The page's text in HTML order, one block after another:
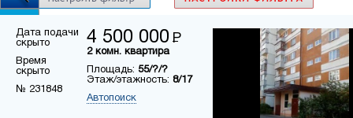
Дата подачи
скрыто
Время
скрыто
№ 231848
4 500 000 Р
2 комн. квартира
Площадь: 55/?/?
Этаж/этажность: 8/17
Автопоиск